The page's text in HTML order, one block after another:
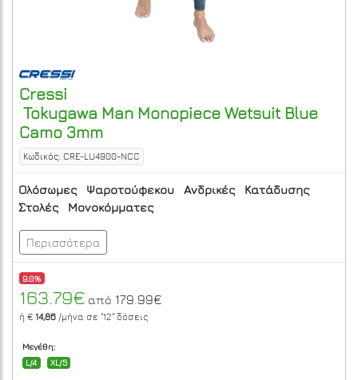
Cressi
Tokugawa Man Monopiece Wetsuit Blue
Camo 3mm
Κωδικός: CRE-LU4900-NCC
Ολόσωμες Ψαροτούφεκου Ανδρικές
Κατάδυσης
Στολές
Μονοκόμματες
Περισσότερα
9.0%
163.79€ από 179.99€
ή € 14,86 /μήνα σε "12" δόσεις
Μεγέθη:
L/4
XL/5